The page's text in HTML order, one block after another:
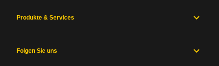
Produkte & Services
Folgen Sie uns